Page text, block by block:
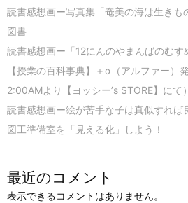
読書感想画ー写真集「奄美の海は生き
図書
読書感想画ー「12にんのやまんばのむ
【授業の百科事典】＋α（アルファー）
2:00AMより【ヨッシー’s STORE】にて）
読書感想画ー絵が苦手な子は真似すれば
図工準備室を「見える化」しよう！
最近のコメント
表示できるコメントはありません。